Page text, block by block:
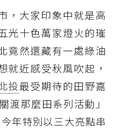
，大家印象中就是高
光十色萬家燈火的璀
竟然還藏有一處綠油
就近感受秋風吹起，
投最受期待的田野嘉
那麼田系列活動」
年特別以三大亮點串